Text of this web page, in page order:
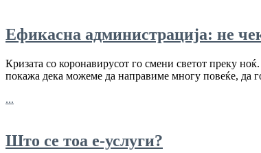
Ефикасна администрација: не
Кризата со коронавирусот го смени светот преку
покажа дека можеме да направиме многу повеќе, да
...
Што се тоа е-услуги?